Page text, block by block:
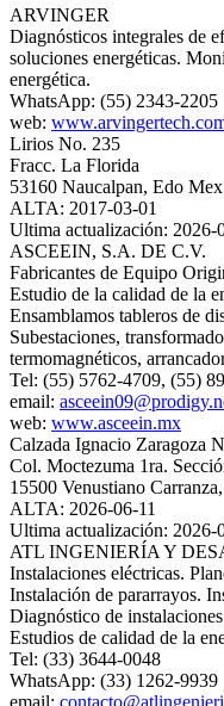
ARVINGER
Diagnósticos integrales de
soluciones energéticas.
energética.
WhatsApp: (55) 2343-2205
web:
Lirios No. 235
Fracc. La Florida
53160 Naucalpan, Edo Mex
ALTA: 2017-03-01
Ultima actualización: 2026-
ASCEEIN, S.A. DE C.V.
Fabricantes de Equipo
Estudio de la calidad de la
Ensamblamos tableros de
Subestaciones,
termomagnéticos,
Tel: (55) 5762-4709, (55)
email:
web: www.asceein.mx
Calzada Ignacio Zaragoza
Col. Moctezuma 1ra.
15500 Venustiano
ALTA: 2026-06-11
Ultima actualización: 2026-
ATL INGENIERÍA Y
Instalaciones eléctricas.
Instalación de pararrayos.
Diagnóstico de
Estudios de calidad de la
Tel: (33) 3644-0048
WhatsApp: (33) 1262-9939
email: